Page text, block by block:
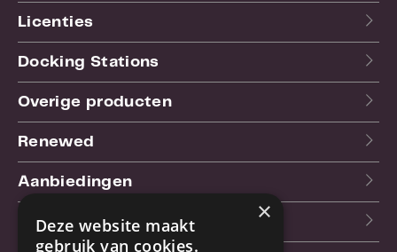
Licenties
Docking Stations
Overige producten
Renewed
Aanbiedingen
Blog ×
Deze website maakt
gebruik van cookies.